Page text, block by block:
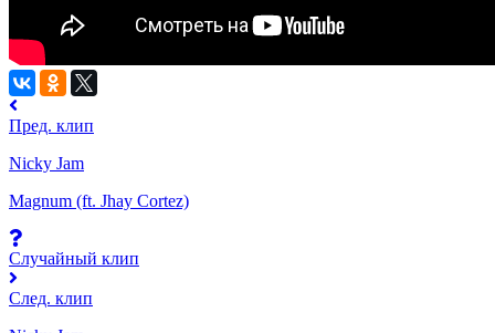
Пред. клип
Nicky Jam
Magnum (ft. Jhay Cortez)
Случайный клип
След. клип